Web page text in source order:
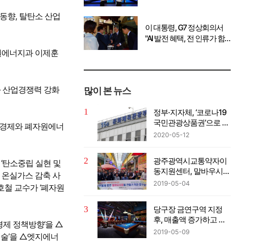
향, 탈탄소 산업
너지과 이제훈
업경쟁력 강화
제와 폐자원에너
소중립 실현 및
실가스 감축 사
교수가 ‘폐자원
제 정책방향’을 △
’을 △엣지에너
이 대통령, G7 정상회의서
"AI 발전 혜택, 전 인류가 함
많이 본 뉴스
정부·지자체, ‘코로나19
국민관광상품권’으로 직
원 격려금 준다
2020-05-12
광주광역시교통약자이
동지원센터, 말바우시장
·새빛콜과 함께 모두가
2019-05-04
당구장 금연구역 지정
후, 매출액 증가하고 공
기 질 개선됐다!
2019-05-09